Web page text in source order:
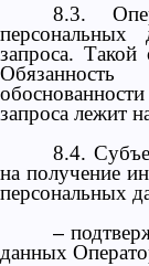
8.3.
запроса.
запроса лежит
8.4.
на получение
персональных
–
данных